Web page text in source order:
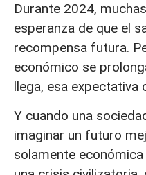
Durante 2024,
esperanza de que el
recompensa futura.
económico se
llega, esa expectativa
Y cuando una
imaginar un futuro
solamente